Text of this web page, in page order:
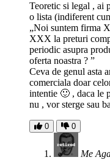
Teoretic si legal , ai
o lista (indiferent
„Noi suntem firma
XXX la preturi
periodic asupra
oferta noastra ? ”
Ceva de genul asta
comerciala doar
intentie 🙂 , daca le
nu , vor sterge sau
0 0
Me